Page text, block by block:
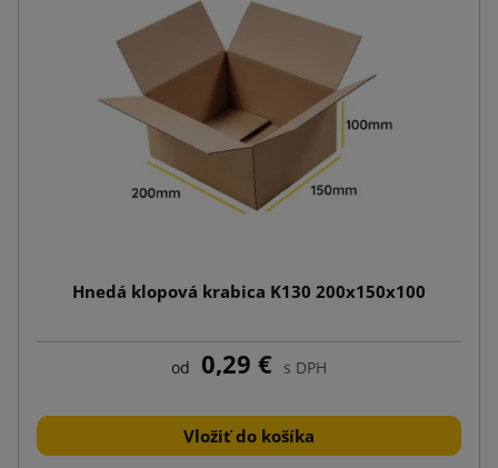
Hnedá klopová krabica K130 200x150x100
od 0,29 € s DPH
Vložiť do košíka